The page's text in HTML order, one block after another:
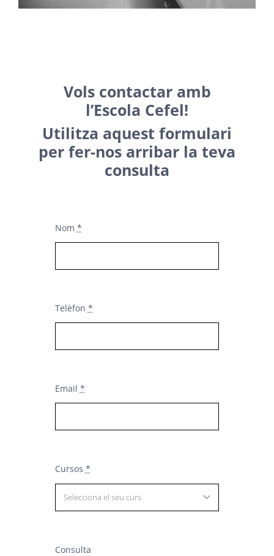
Vols contactar amb
l’Escola Cefel!
Utilitza aquest formulari
per fer-nos arribar la teva
consulta
Nom *
Telèfon *
Email *
Cursos *
Consulta